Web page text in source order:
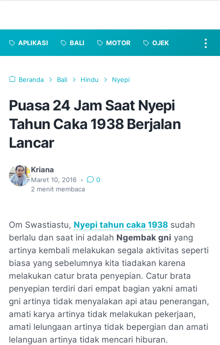
APLIKASI BALI MOTOR OJEK
Beranda Bali Hindu Nyepi
Puasa 24 Jam Saat Nyepi
Tahun Caka 1938 Berjalan
Lancar
Kriana
Maret 10, 2016 •
0
2 menit membaca
Om Swastiastu, Nyepi tahun caka 1938 sudah
berlalu dan saat ini adalah Ngembak gni yang
artinya kembali melakukan segala aktivitas seperti
biasa yang sebelumnya kita tiadakan karena
melakukan catur brata penyepian. Catur brata
penyepian terdiri dari empat bagian yakni amati
gni artinya tidak menyalakan api atau penerangan,
amati karya artinya tidak melakukan pekerjaan,
amati lelungaan artinya tidak bepergian dan amati
lelanguan artinya tidak mencari hiburan.